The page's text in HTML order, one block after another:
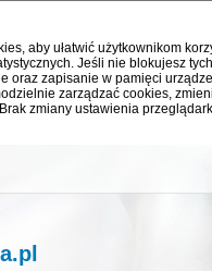
aby ułatwić użytkownikom
Jeśli nie blokujesz
oraz zapisanie w pamięci
zarządzać cookies,
zmiany ustawienia